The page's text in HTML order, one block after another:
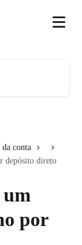
da conta
depósito direto
um
por